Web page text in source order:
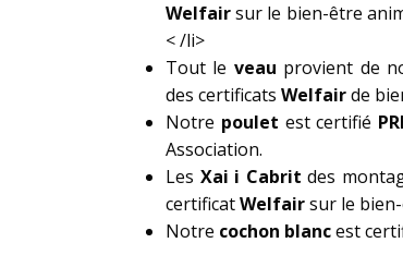
Welfairsur le bien-être
< /li>
Tout le veau provient de
des certificats Welfairde
Notre poulet est certifié
Association.
Les Xai i Cabritdes
certificatWelfairsur le
Notre cochon blancest